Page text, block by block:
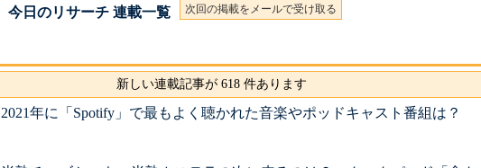
今日のリサーチ 連載一覧 次回の掲載をメールで受け取る
新しい連載記事が 618 件あります
2021年に「Spotify」で最もよく聴かれた音楽やポッドキャスト番組は？